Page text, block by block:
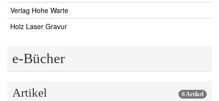
Verlag Hohe Warte
Holz Laser Gravur
e-Bücher
Artikel 6 Artikel